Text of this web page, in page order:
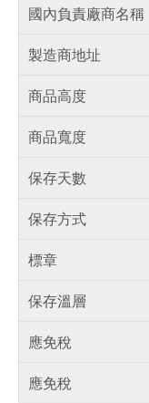
國內負責廠商名稱
製造商地址
商品高度
商品寬度
保存天數
保存方式
標章
保存溫層
應免稅
應免稅